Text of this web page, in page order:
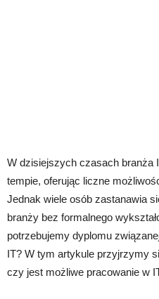
W dzisiejszych czasach branża
tempie, oferując liczne
Jednak wiele osób zastanawia
branży bez formalnego
potrzebujemy dyplomu
IT? W tym artykule przyjrzymy
czy jest możliwe pracowanie w